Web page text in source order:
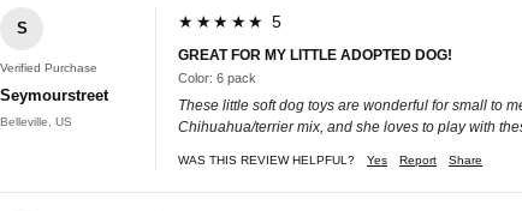
S
Verified Purchase
Seymourstreet
Belleville, US
★★★★★ 5
GREAT FOR MY LITTLE ADOPTED DOG!
Color: 6 pack
These little soft dog toys are wonderful for small to
Chihuahua/terrier mix, and she loves to play with
WAS THIS REVIEW HELPFUL? Yes Report Share